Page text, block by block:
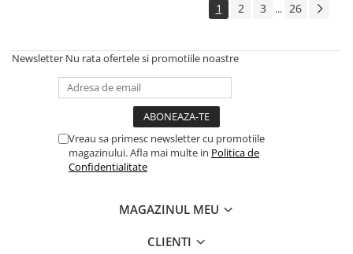
1 2 3 ... 26
Newsletter Nu rata ofertele si promotiile noastre
Vreau sa primesc newsletter cu promotiile
magazinului. Afla mai multe in Politica de
Confidentialitate
MAGAZINUL MEU
CLIENTI